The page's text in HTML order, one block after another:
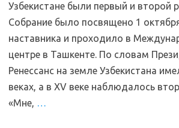
Узбекистане были первый и второй
Собрание было посвящено 1
наставника и проходило в
центре в Ташкенте. По словам
Ренессанс на земле Узбекистана
веках, а в XV веке наблюдалось
«Мне, …